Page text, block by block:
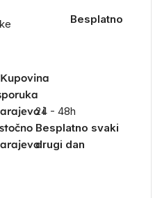
Besplatno
i
24 - 48h
Besplatno svaki
drugi dan